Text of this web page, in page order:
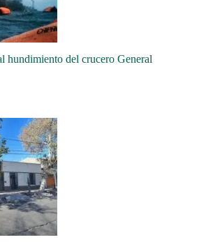
hundimiento del crucero General